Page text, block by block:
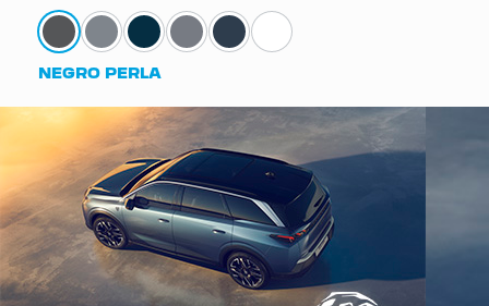
NEGRO PERLA